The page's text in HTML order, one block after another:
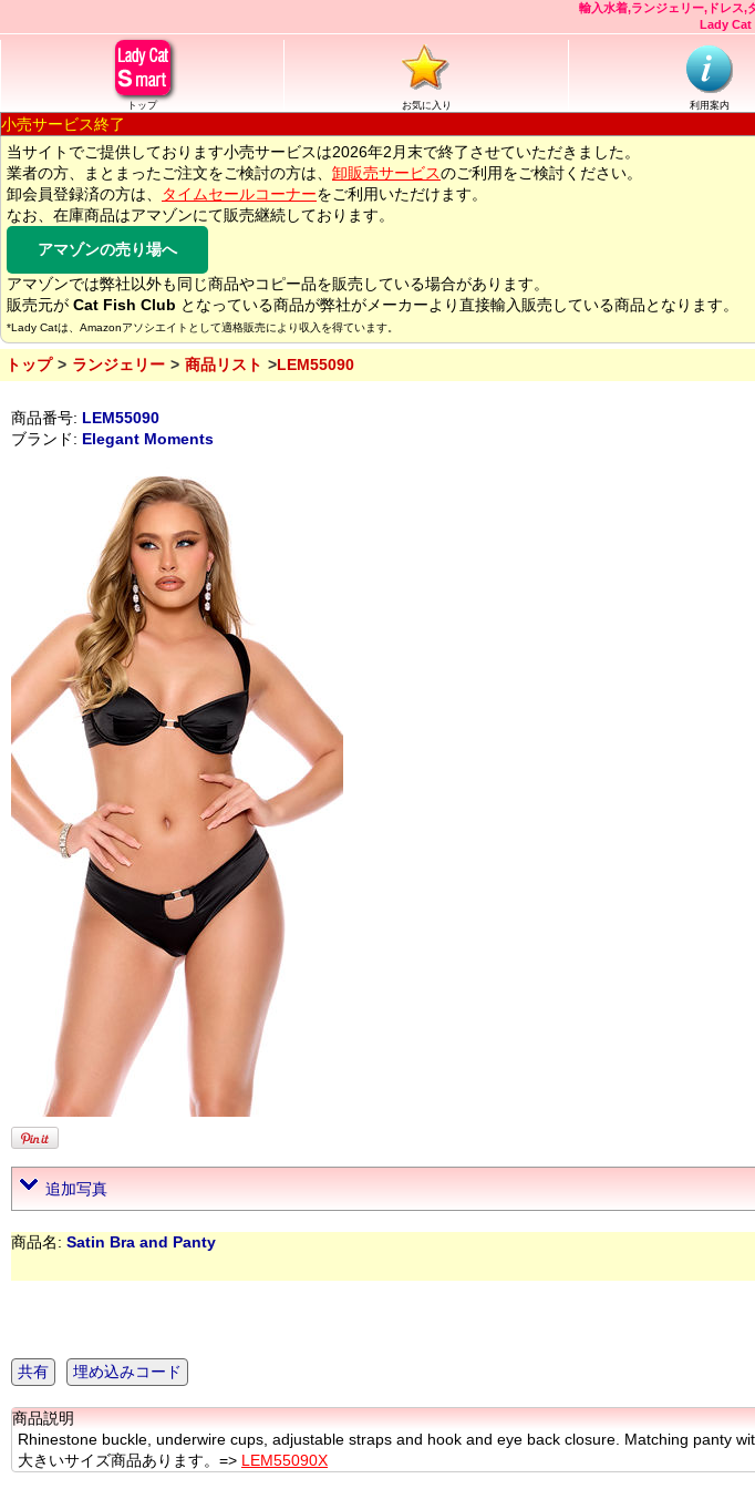
輸入水着,ランジェリー,ドレス,
Lady Cat
トップ お気に入り 利用案内
小売サービス終了
当サイトでご提供しております小売サービスは2026年2月末で終了させていただきました。
業者の方、まとまったご注文をご検討の方は、 卸販売サービスのご利用をご検討ください。
卸会員登録済の方は、
タイムセールコーナーをご利用いただけます。
なお、在庫商品はアマゾンにて販売継続しております。
アマゾンの売り場へ
アマゾンでは弊社以外も同じ商品やコピー品を販売している場合があります。
販売元が Cat Fish Club となっている商品が弊社がメーカーより直接輸入販売している商品となります。
*Lady Catは、Amazonアソシエイトとして適格販売により収入を得ています。
トップ ランジェリー 商品リスト LEM55090
商品番号: LEM55090
ブランド: Elegant Moments
追加写真
商品名: Satin Bra and Panty
共有 埋め込みコード
商品説明
Rhinestone buckle, underwire cups, adjustable straps and hook and eye back closure. Matching panty
大きいサイズ商品あります。=> LEM55090X